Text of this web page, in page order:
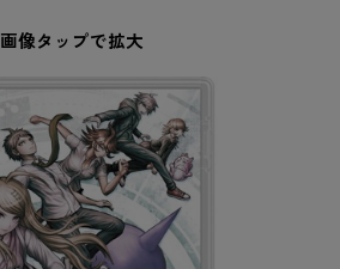
画像タップで拡大